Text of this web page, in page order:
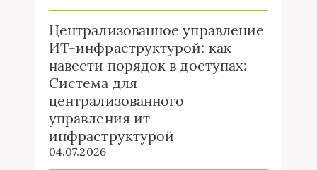
Централизованное управление
ИТ-инфраструктурой: как
навести порядок в доступах:
Система для
централизованного
управления ит-
инфраструктурой
04.07.2026